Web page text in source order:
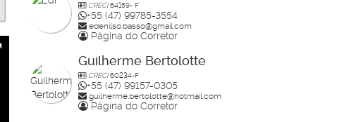
CRECI64159- F
+55 (47) 99785-3554
edenilso.basso@gmail.com
Página do Corretor
Guilherme Bertolotte
CRECI60234-F
+55 (47) 99157-0305
guilherme.bertolotte@hotmail.com
Página do Corretor